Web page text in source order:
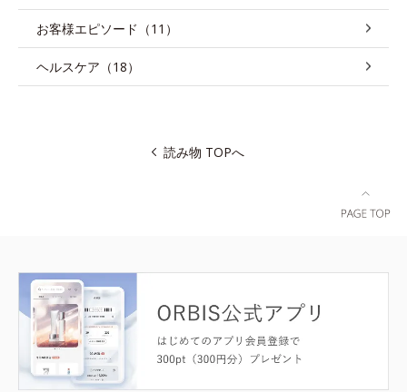
お客様エピソード（11）
ヘルスケア（18）
読み物 TOPへ